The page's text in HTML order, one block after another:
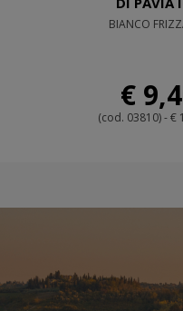
BIANCO
€
(cod. 03810) - €